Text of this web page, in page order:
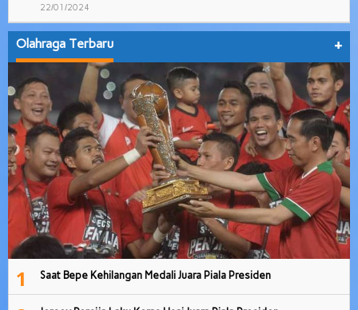
22/01/2024
Olahraga Terbaru +
1 Saat Bepe Kehilangan Medali Juara Piala Presiden